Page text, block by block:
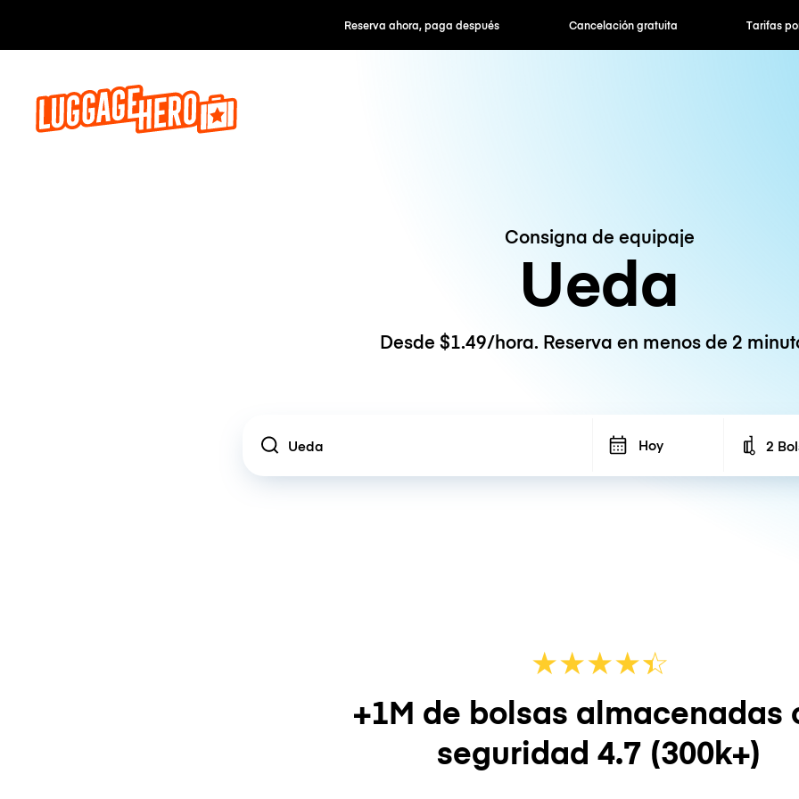
Reserva ahora, paga después Cancelación gratuita Tarifas
Consigna de equipaje
Ueda
Desde $1.49/hora. Reserva en menos de 2
Location Hoy 2
★★★★☆
★
+1M de bolsas almacenadas
seguridad 4.7 (300k+)